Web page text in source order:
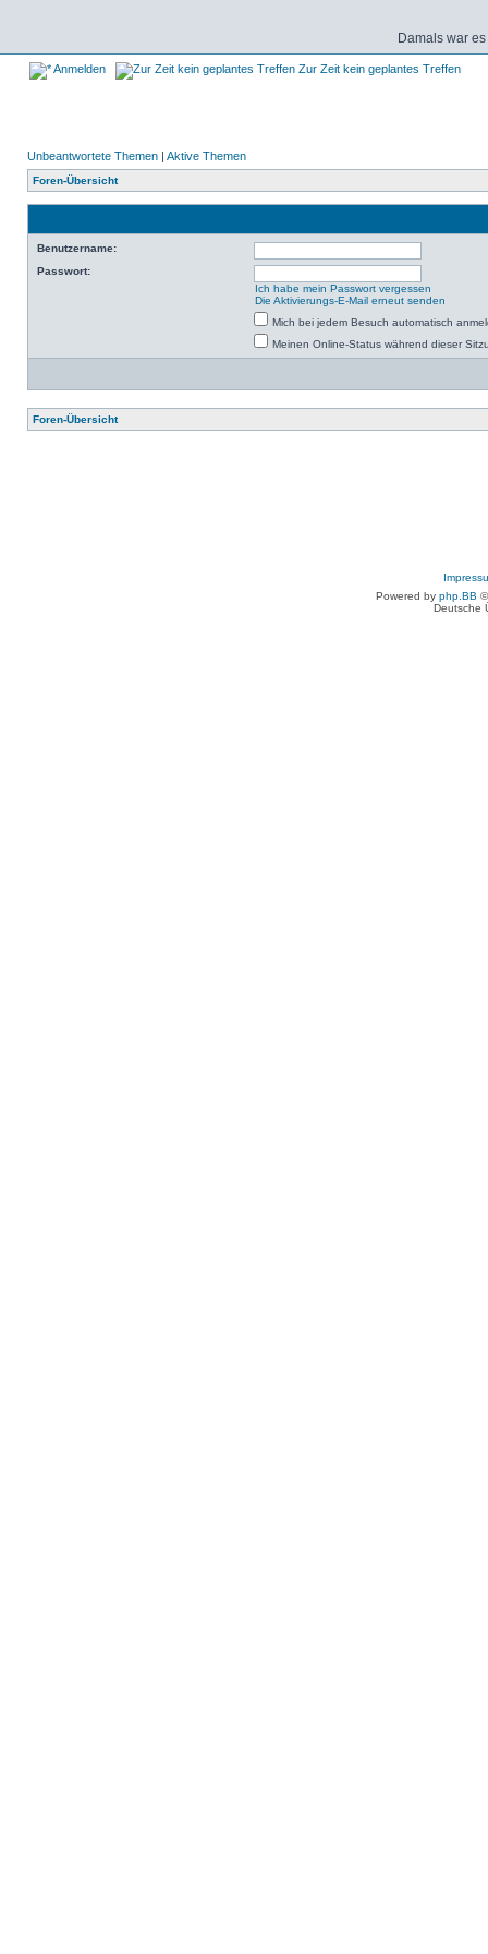
Damals war
Anmelden Zur Zeit kein geplantes Treffen
Unbeantwortete Themen | Aktive Themen
Foren-Übersicht
Benutzername:
Passwort:
Ich habe mein Passwort vergessen
Die Aktivierungs-E-Mail erneut senden
Mich bei jedem Besuch automatisch
Meinen Online-Status während dieser
Foren-Übersicht
Powered by php.BB
Deutsche